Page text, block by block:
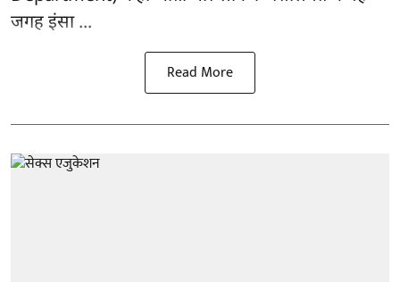
जगह इंसा ...
Read More